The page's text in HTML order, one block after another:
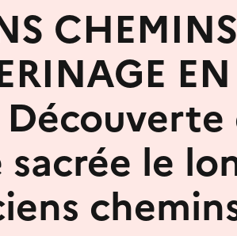
CHEMINS
EN
Découverte
sacrée le